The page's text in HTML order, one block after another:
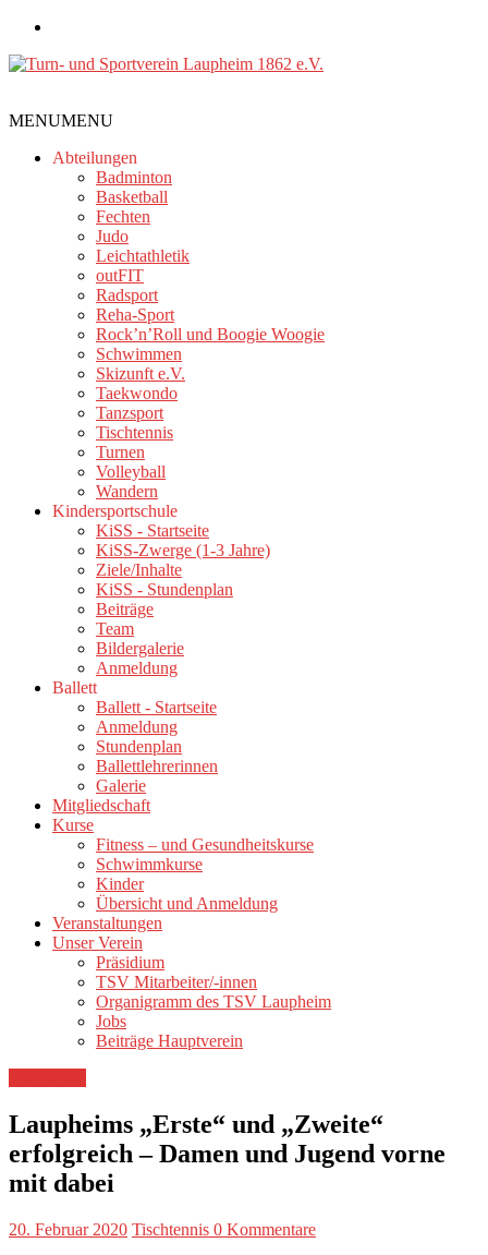
Zum
springen
und
Sportverein
Laupheim
MENUMENU
Abteilungen
Badminton
Basketball
Fechten
Judo
Leichtathletik
outFIT
Radsport
Reha-Sport
Rock’n’Roll und Boogie Woogie
Schwimmen
Skizunft e.V.
Taekwondo
Tanzsport
Tischtennis
Turnen
Volleyball
Wandern
Kindersportschule
KiSS - Startseite
KiSS-Zwerge (1-3 Jahre)
Ziele/Inhalte
KiSS - Stundenplan
Beiträge
Team
Bildergalerie
Anmeldung
Ballett
Ballett - Startseite
Anmeldung
Stundenplan
Ballettlehrerinnen
Galerie
Mitgliedschaft
Kurse
Fitness – und Gesundheitskurse
Schwimmkurse
Kinder
Übersicht und Anmeldung
Veranstaltungen
Unser Verein
Präsidium
TSV Mitarbeiter/-innen
Organigramm des TSV Laupheim
Jobs
Beiträge Hauptverein
Laupheims „Erste“ und „Zweite“
erfolgreich – Damen und Jugend vorne
mit dabei
20. Februar 2020 Tischtennis 0 Kommentare